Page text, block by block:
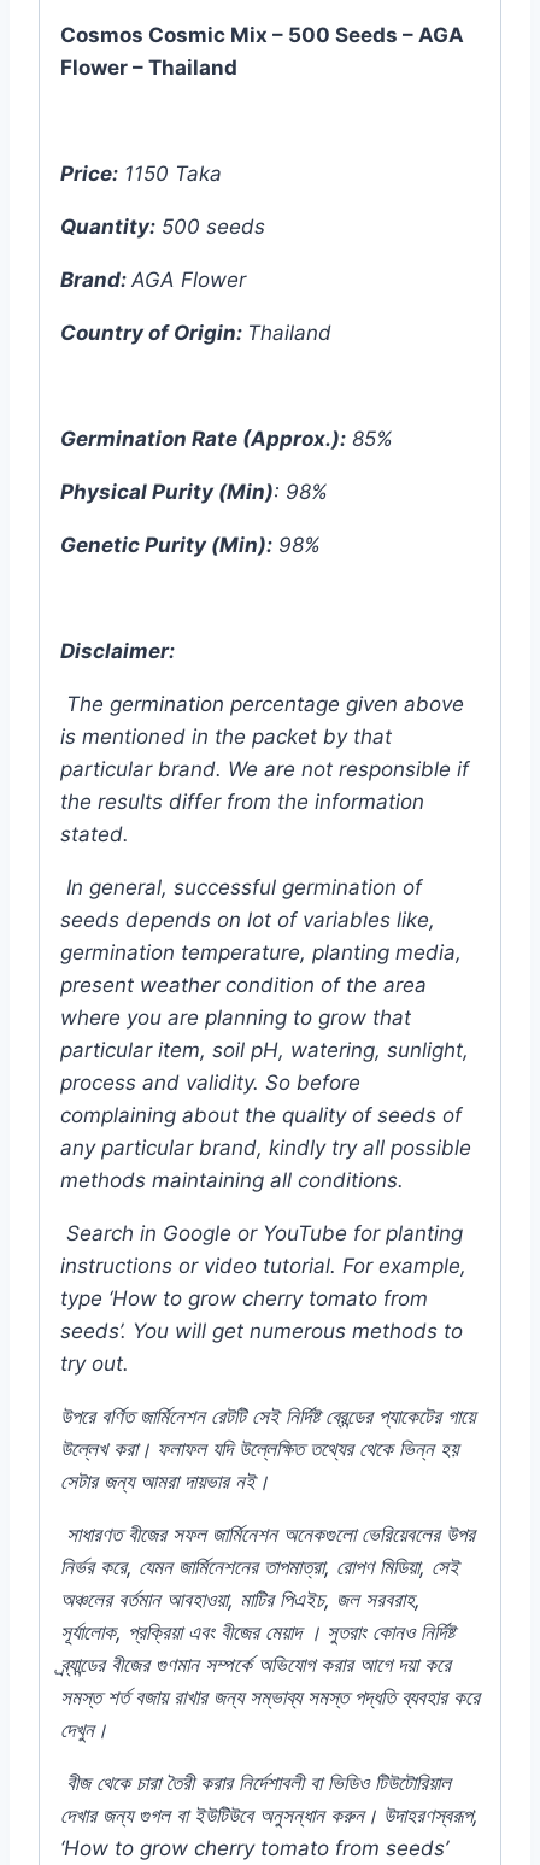
Cosmos Cosmic Mix – 500 Seeds – AGA
Flower – Thailand
Price: 1150 Taka
Quantity: 500 seeds
Brand: AGA Flower
Country of Origin: Thailand
Germination Rate (Approx.): 85%
Physical Purity (Min): 98%
Genetic Purity (Min): 98%
Disclaimer:
The germination percentage given above
is mentioned in the packet by that
particular brand. We are not responsible if
the results differ from the information
stated.
In general, successful germination of
seeds depends on lot of variables like,
germination temperature, planting media,
present weather condition of the area
where you are planning to grow that
particular item, soil pH, watering, sunlight,
process and validity. So before
complaining about the quality of seeds of
any particular brand, kindly try all possible
methods maintaining all conditions.
Search in Google or YouTube for planting
instructions or video tutorial. For example,
type ‘How to grow cherry tomato from
seeds’. You will get numerous methods to
try out.
উপরে বর্ণিত জার্মিনেশন রেটটি সেই নির্দিষ্ট ব্রেন্ডের প্যাকেটের গায়ে
উল্লেখ করা। ফলাফল যদি উল্লেক্ষিত তথ্যের থেকে ভিন্ন হয়
সেটার জন্য আমরা দায়ভার নই।
সাধারণত বীজের সফল জার্মিনেশন অনেকগুলো ভেরিয়েবলের উপর
নির্ভর করে, যেমন জার্মিনেশনের তাপমাত্রা, রোপণ মিডিয়া, সেই
অঞ্চলের বর্তমান আবহাওয়া, মাটির পিএইচ, জল সরবরাহ,
সূর্যালোক, প্রক্রিয়া এবং বীজের মেয়াদ । সুতরাং কোনও নির্দিষ্ট
ব্র্যান্ডের বীজের গুণমান সম্পর্কে অভিযোগ করার আগে দয়া করে
সমস্ত শর্ত বজায় রাখার জন্য সম্ভাব্য সমস্ত পদ্ধতি ব্যবহার করে
দেখুন।
বীজ থেকে চারা তৈরী করার নির্দেশাবলী বা ভিডিও টিউটোরিয়াল
দেখার জন্য গুগল বা ইউটিউবে অনুসন্ধান করুন। উদাহরণস্বরূপ,
‘How to grow cherry tomato from seeds’